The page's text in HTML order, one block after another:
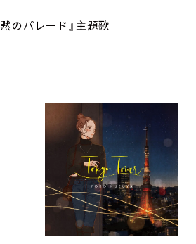
のパレード』主題歌